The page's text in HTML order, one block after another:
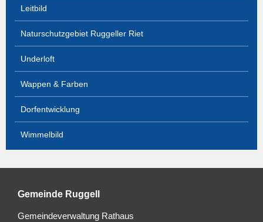
Leitbild
Naturschutzgebiet Ruggeller Riet
Underloft
Wappen & Farben
Dorfentwicklung
Wimmelbild
Gemeinde Ruggell
Gemeindeverwaltung Rathaus